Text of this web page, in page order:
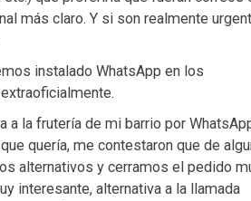
más claro. Y si son realmente
instalado WhatsApp en los
a la frutería de mi barrio por
quería, me contestaron que de
alternativos y cerramos el pedido
interesante, alternativa a la llamada